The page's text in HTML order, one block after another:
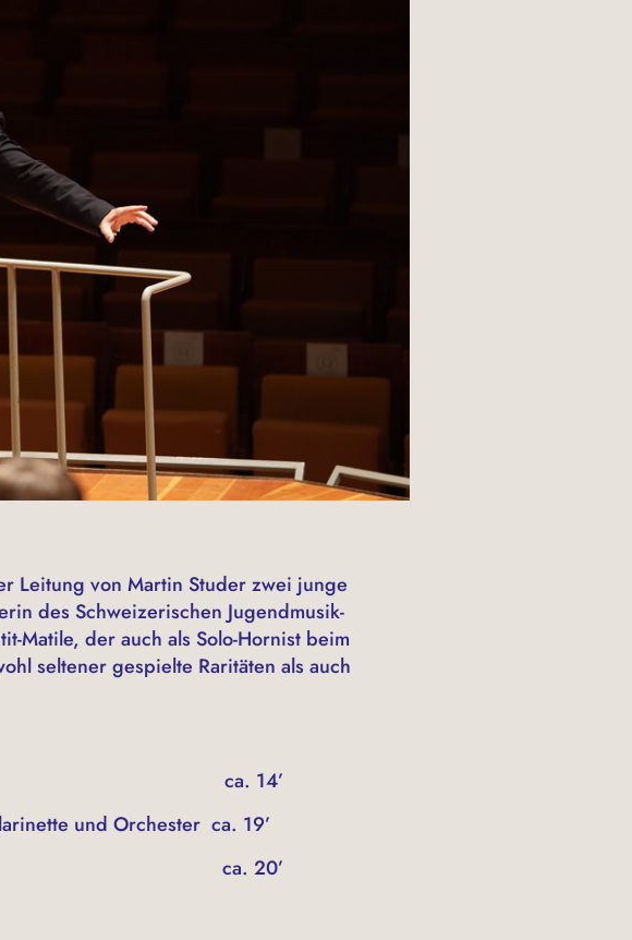
Leitung von Martin Studer zwei junge
des Schweizerischen Jugendmusik-
Matile, der auch als Solo-Hornist beim
seltener gespielte Raritäten als auch
D-Dur ca. 14’
Orchester ca. 19’
27 G-Dur ca. 20’